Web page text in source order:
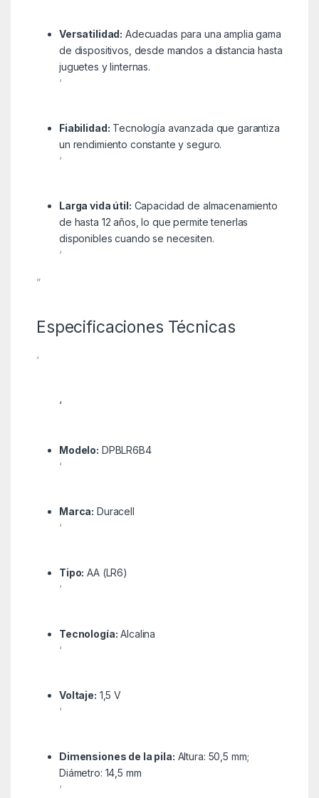
Versatilidad: Adecuadas para una amplia gama
de dispositivos, desde mandos a distancia hasta
juguetes y linternas.
‘
Fiabilidad: Tecnología avanzada que garantiza
un rendimiento constante y seguro.
‘
Larga vida útil: Capacidad de almacenamiento
de hasta 12 años, lo que permite tenerlas
disponibles cuando se necesiten.
‘
”
Especificaciones Técnicas
‘
‘
Modelo: DPBLR6B4
‘
Marca: Duracell
‘
Tipo: AA (LR6)
‘
Tecnología: Alcalina
‘
Voltaje: 1,5 V
‘
Dimensiones de la pila: Altura: 50,5 mm;
Diámetro: 14,5 mm
‘